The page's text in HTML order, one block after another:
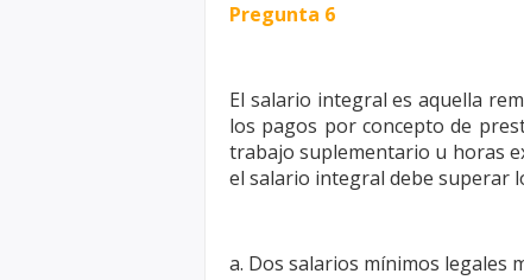
Pregunta 6
El salario integral es aquella
los pagos por concepto de
trabajo suplementario u horas
el salario integral debe superar
a. Dos salarios mínimos legales